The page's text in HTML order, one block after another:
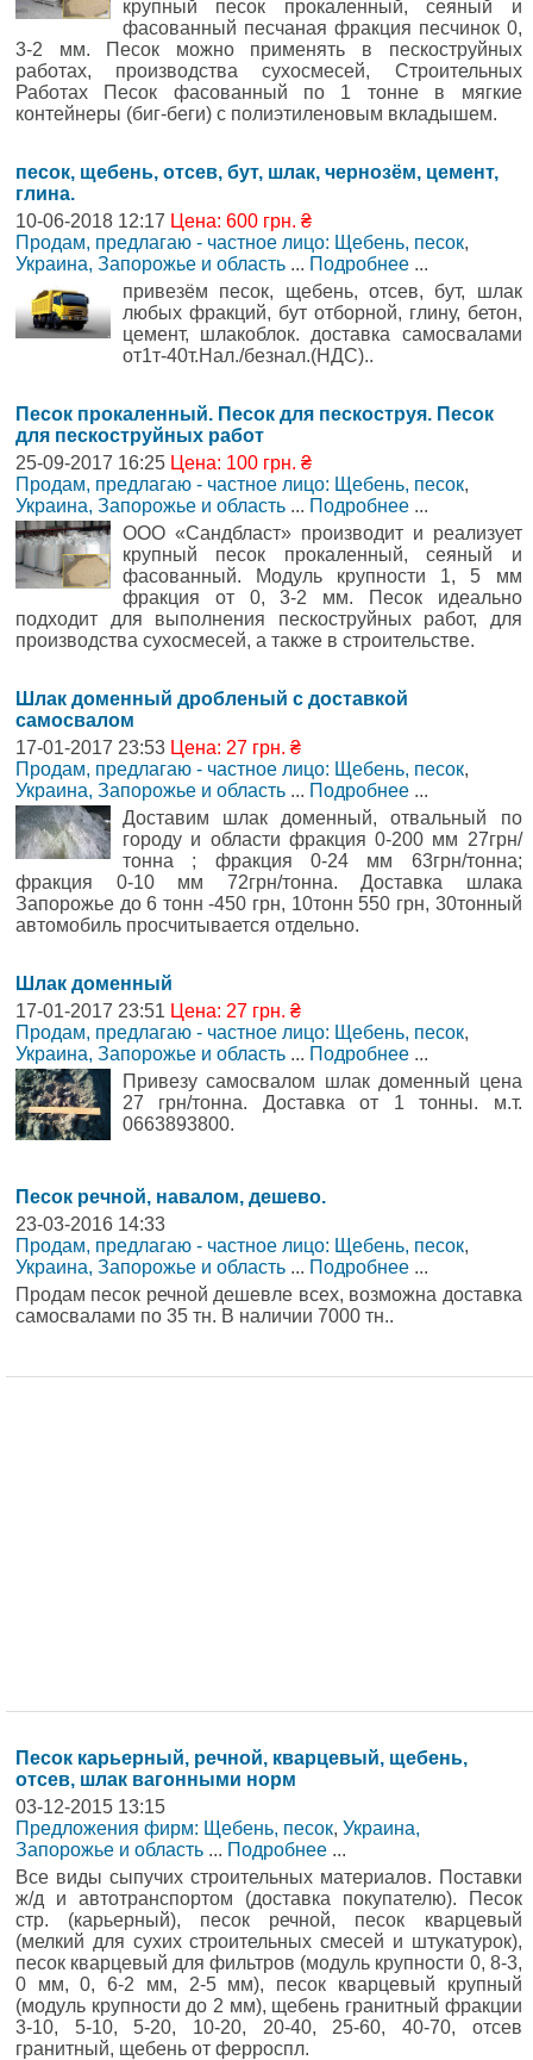
крупный песок прокаленный, сеяный и
фасованный песчаная фракция песчинок 0,
3-2 мм. Песок можно применять в пескоструйных
работах, производства сухосмесей, Строительных
Работах Песок фасованный по 1 тонне в мягкие
контейнеры (биг-беги) с полиэтиленовым вкладышем.
песок, щебень, отсев, бут, шлак, чернозём, цемент,
глина.
10-06-2018 12:17 Цена: 600 грн. ₴
Продам, предлагаю - частное лицо: Щебень, песок,
Украина, Запорожье и область ... Подробнее ...
привезём песок, щебень, отсев, бут, шлак
любых фракций, бут отборной, глину, бетон,
цемент, шлакоблок. доставка самосвалами
от1т-40т.Нал./безнал.(НДС)..
Песок прокаленный. Песок для пескоструя. Песок
для пескоструйных работ
25-09-2017 16:25 Цена: 100 грн. ₴
Продам, предлагаю - частное лицо: Щебень, песок,
Украина, Запорожье и область ... Подробнее ...
ООО «Сандбласт» производит и реализует
крупный песок прокаленный, сеяный и
фасованный. Модуль крупности 1, 5 мм
фракция от 0, 3-2 мм. Песок идеально
подходит для выполнения пескоструйных работ, для
производства сухосмесей, а также в строительстве.
Шлак доменный дробленый с доставкой
самосвалом
17-01-2017 23:53 Цена: 27 грн. ₴
Продам, предлагаю - частное лицо: Щебень, песок,
Украина, Запорожье и область ... Подробнее ...
Доставим шлак доменный, отвальный по
городу и области фракция 0-200 мм 27грн/
тонна ; фракция 0-24 мм 63грн/тонна;
фракция 0-10 мм 72грн/тонна. Доставка шлака
Запорожье до 6 тонн -450 грн, 10тонн 550 грн, 30тонный
автомобиль просчитывается отдельно.
Шлак доменный
17-01-2017 23:51 Цена: 27 грн. ₴
Продам, предлагаю - частное лицо: Щебень, песок,
Украина, Запорожье и область ... Подробнее ...
Привезу самосвалом шлак доменный цена
27 грн/тонна. Доставка от 1 тонны. м.т.
0663893800.
Песок речной, навалом, дешево.
23-03-2016 14:33
Продам, предлагаю - частное лицо: Щебень, песок,
Украина, Запорожье и область ... Подробнее ...
Продам песок речной дешевле всех, возможна доставка
самосвалами по 35 тн. В наличии 7000 тн..
Песок карьерный, речной, кварцевый, щебень,
отсев, шлак вагонными норм
03-12-2015 13:15
Предложения фирм: Щебень, песок, Украина,
Запорожье и область ... Подробнее ...
Все виды сыпучих строительных материалов. Поставки
ж/д и автотранспортом (доставка покупателю). Песок
стр. (карьерный), песок речной, песок кварцевый
(мелкий для сухих строительных смесей и штукатурок),
песок кварцевый для фильтров (модуль крупности 0, 8-3,
0 мм, 0, 6-2 мм, 2-5 мм), песок кварцевый крупный
(модуль крупности до 2 мм), щебень гранитный фракции
3-10, 5-10, 5-20, 10-20, 20-40, 25-60, 40-70, отсев
гранитный, щебень от ферроспл.